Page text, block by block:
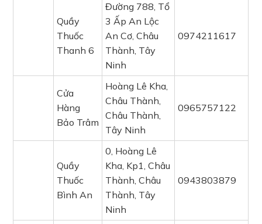
Quầy
Thuốc
Thanh 6
Đường 788, Tổ
3 Ấp An Lộc
An Cơ, Châu
Thành, Tây
Ninh
0974211617
Cửa
Hàng
Bảo Trâm
Hoàng Lê Kha,
Châu Thành,
Châu Thành,
Tây Ninh
0965757122
Quầy
Thuốc
Bình An
0, Hoàng Lê
Kha, Kp1, Châu
Thành, Châu
Thành, Tây
Ninh
0943803879